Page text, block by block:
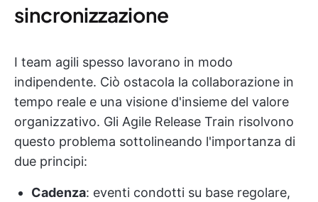
sincronizzazione
I team agili spesso lavorano in modo
indipendente. Ciò ostacola la collaborazione in
tempo reale e una visione d'insieme del valore
organizzativo. Gli Agile Release Train risolvono
questo problema sottolineando l'importanza di
due principi:
Cadenza: eventi condotti su base regolare,